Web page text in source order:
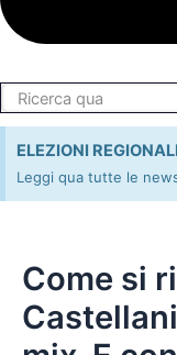
ELEZIONI REGIONALI
Leggi qua tutte le
Come si